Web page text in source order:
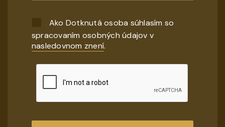
Ako Dotknutá osoba súhlasím so
spracovaním osobných údajov v
nasledovnom znení.